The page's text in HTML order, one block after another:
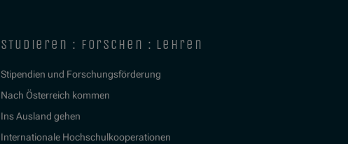
studieren : forschen : lehren
Stipendien und Forschungsförderung
Nach Österreich kommen
Ins Ausland gehen
Internationale Hochschulkooperationen